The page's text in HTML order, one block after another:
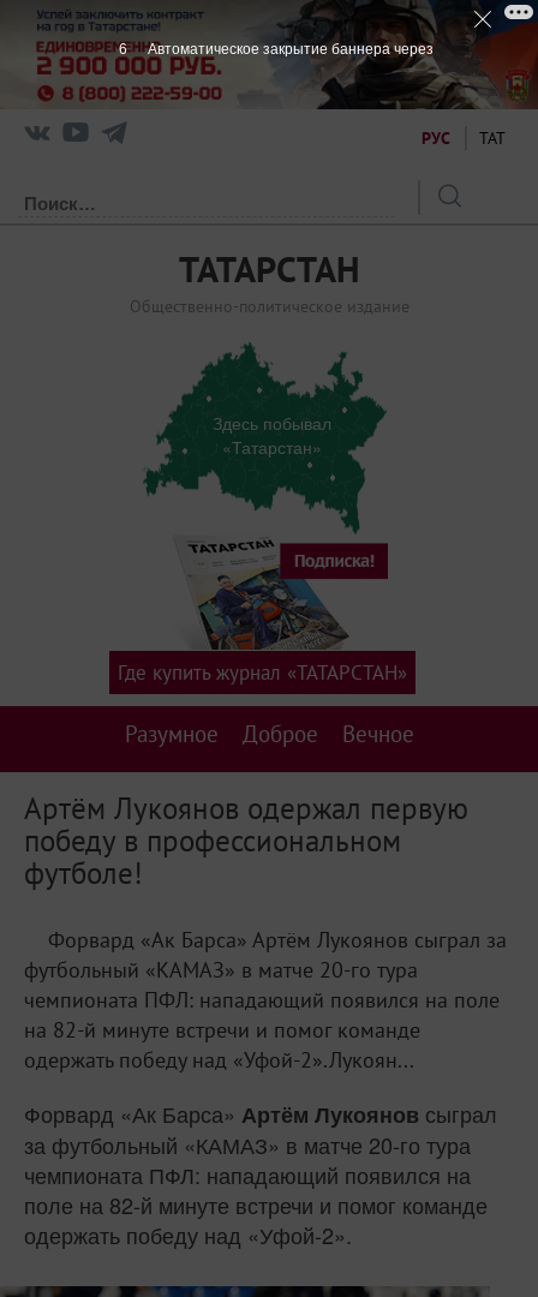
РУС ТАТ
ТАТАРСТАН
Общественно-политическое издание
Здесь побывал
«Татарстан»
Разумное Доброе Вечное
Где купить журнал «ТАТАРСТАН»
Артём Лукоянов одержал первую
победу в профессиональном
футболе!
Форвард «Ак Барса» Артём Лукоянов сыграл за
футбольный «КАМАЗ» в матче 20-го тура
чемпионата ПФЛ: нападающий появился на поле
на 82-й минуте встречи и помог команде
одержать победу над «Уфой-2».Лукоян...
Форвард «Ак Барса» Артём Лукоянов сыграл
за футбольный «КАМАЗ» в матче 20-го тура
чемпионата ПФЛ: нападающий появился на
поле на 82-й минуте встречи и помог команде
одержать победу над «Уфой-2».
6 Автоматическое закрытие баннера через